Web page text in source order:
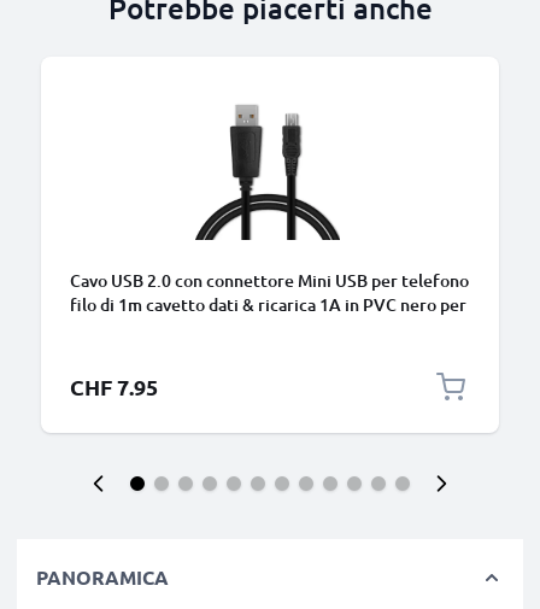
Potrebbe piacerti anche
Cavo USB 2.0 con connettore Mini USB per telefono
filo di 1m cavetto dati & ricarica 1A in PVC nero per
CHF 7.95
PANORAMICA